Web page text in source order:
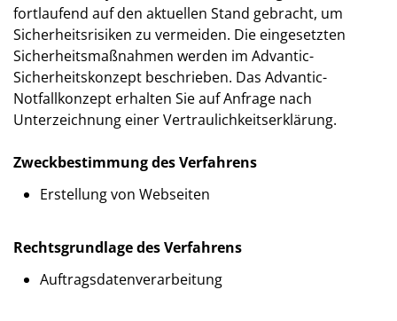
fortlaufend auf den aktuellen Stand gebracht, um
Sicherheitsrisiken zu vermeiden. Die eingesetzten
Sicherheitsmaßnahmen werden im Advantic-
Sicherheitskonzept beschrieben. Das Advantic-
Notfallkonzept erhalten Sie auf Anfrage nach
Unterzeichnung einer Vertraulichkeitserklärung.
Zweckbestimmung des Verfahrens
Erstellung von Webseiten
Rechtsgrundlage des Verfahrens
Auftragsdatenverarbeitung